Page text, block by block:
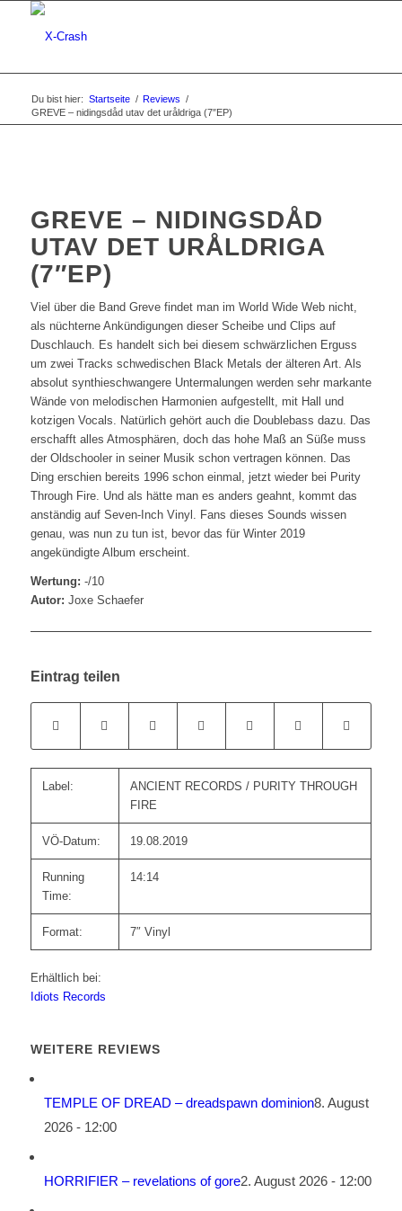
Du bist hier: Startseite / Reviews /
GREVE – nidingsdåd utav det uråldriga (7″EP)
GREVE – NIDINGSDÅD
UTAV DET URÅLDRIGA
(7″EP)
Viel über die Band Greve findet man im World Wide Web nicht,
als nüchterne Ankündigungen dieser Scheibe und Clips auf
Duschlauch. Es handelt sich bei diesem schwärzlichen Erguss
um zwei Tracks schwedischen Black Metals der älteren Art. Als
absolut synthieschwangere Untermalungen werden sehr markante
Wände von melodischen Harmonien aufgestellt, mit Hall und
kotzigen Vocals. Natürlich gehört auch die Doublebass dazu. Das
erschafft alles Atmosphären, doch das hohe Maß an Süße muss
der Oldschooler in seiner Musik schon vertragen können. Das
Ding erschien bereits 1996 schon einmal, jetzt wieder bei Purity
Through Fire. Und als hätte man es anders geahnt, kommt das
anständig auf Seven-Inch Vinyl. Fans dieses Sounds wissen
genau, was nun zu tun ist, bevor das für Winter 2019
angekündigte Album erscheint.
Wertung: -/10
Autor: Joxe Schaefer
Eintrag teilen
Label:
ANCIENT RECORDS / PURITY THROUGH
FIRE
VÖ-Datum: 19.08.2019
Running
Time:
14:14
Format: 7″ Vinyl
Erhältlich bei:
Idiots Records
WEITERE REVIEWS
TEMPLE OF DREAD – dreadspawn dominion8. August
2026 - 12:00
HORRIFIER – revelations of gore2. August 2026 - 12:00